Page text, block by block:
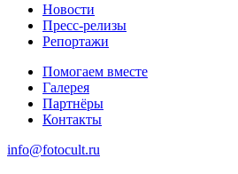
Новости
Пресс-релизы
Репортажи
Помогаем вместе
Галерея
Партнёры
Контакты
info@fotocult.ru